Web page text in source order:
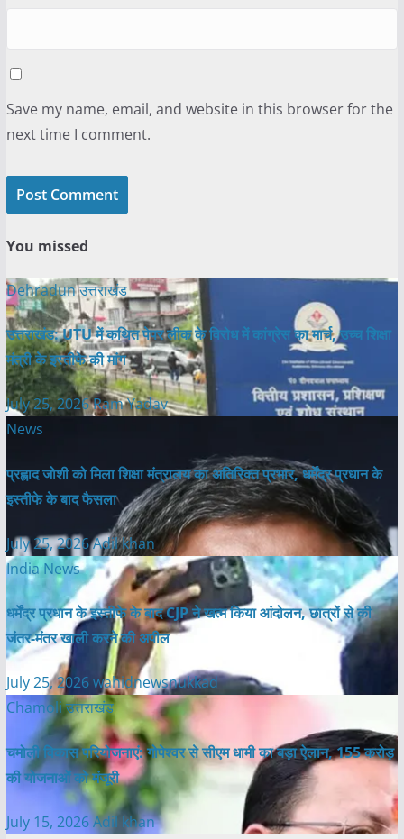
Save my name, email, and website in this browser for the
next time I comment.
You missed
Dehradunउत्तराखंड
उत्तराखंड: UTU में कथित पेपर लीक के विरोध में कांग्रेस का मार्च, उच्च शिक्षा
मंत्री के इस्तीफे की मांग
July 25, 2026Ram Yadav
News
प्रह्लाद जोशी को मिला शिक्षा मंत्रालय का अतिरिक्त प्रभार, धर्मेंद्र प्रधान के
इस्तीफे के बाद फैसला
July 25, 2026Adil khan
India News
धर्मेंद्र प्रधान के इस्तीफे के बाद CJP ने खत्म किया आंदोलन, छात्रों से की
जंतर-मंतर खाली करने की अपील
July 25, 2026wahidnewsnukkad
Chamoliउत्तराखंड
चमोली विकास परियोजनाएं: गोपेश्वर से सीएम धामी का बड़ा ऐलान, 155 करोड़
की योजनाओं को मंजूरी
July 15, 2026Adil khan